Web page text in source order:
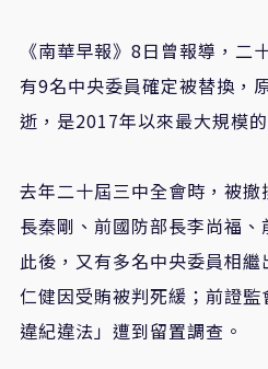
《南華早報》8日曾報導，二
有9名中央委員確定被替換，
逝，是2017年以來最大規模
去年二十屆三中全會時，被
長秦剛、前國防部長李尚福、
此後，又有多名中央委員相
仁健因受賄被判死緩；前證
違紀違法」遭到留置調查。